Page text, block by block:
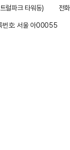
럴파크 타워동)
전
번호: 서울 아00055